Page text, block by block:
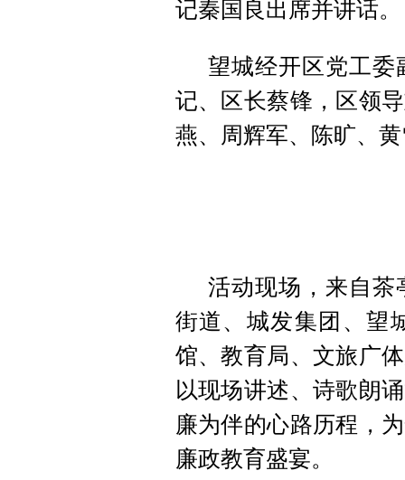
记秦国良出席并讲话。
望城经开区党工委
记、区长蔡锋，区领
燕、周辉军、陈旷、
活动现场，来自茶
街道、城发集团、望
馆、教育局、文旅广
以现场讲述、诗歌朗
廉为伴的心路历程，
廉政教育盛宴。